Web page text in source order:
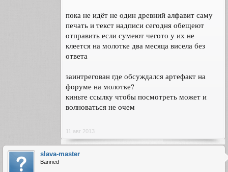
пока не идёт не один древний алфавит саму
печать и текст надписи сегодня обещеют
отправить если сумеют чегото у их не
клеется на молотке два месяца висела без
ответа
заинтрегован где обсуждался артефакт на
форуме на молотке?
киньте ссылку чтобы посмотреть может и
волноваться не очем
11 авг 2013
slava-master
Banned